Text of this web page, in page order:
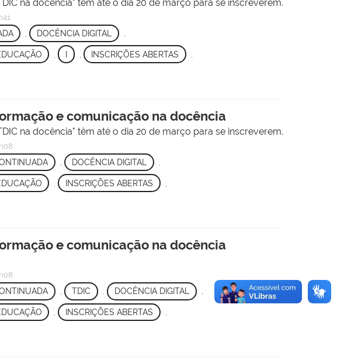
na docência" têm até o dia 20 de março para se inscreverem.
, DOCÊNCIA DIGITAL
, , INSCRIÇÕES ABERTAS
e comunicação na docência
na docência" têm até o dia 20 de março para se inscreverem.
, DOCÊNCIA DIGITAL
, INSCRIÇÕES ABERTAS
e comunicação na docência
, TDIC , DOCÊNCIA DIGITAL ,
, INSCRIÇÕES ABERTAS